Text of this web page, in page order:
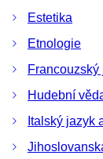
Estetika
Etnologie
Francouzský
Hudební
Italský jazyk